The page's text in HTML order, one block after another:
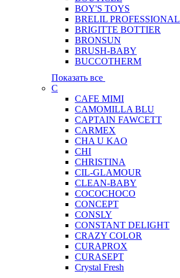
BOY'S TOYS
BRELIL PROFESSIONAL
BRIGITTE BOTTIER
BRONSUN
BRUSH-BABY
BUCCOTHERM
Показать все
C
CAFE MIMI
CAMOMILLA BLU
CAPTAIN FAWCETT
CARMEX
CHA U KAO
CHI
CHRISTINA
CIL-GLAMOUR
CLEAN-BABY
COCOCHOCO
CONCEPT
CONSLY
CONSTANT DELIGHT
CRAZY COLOR
CURAPROX
CURASEPT
Crystal Fresh